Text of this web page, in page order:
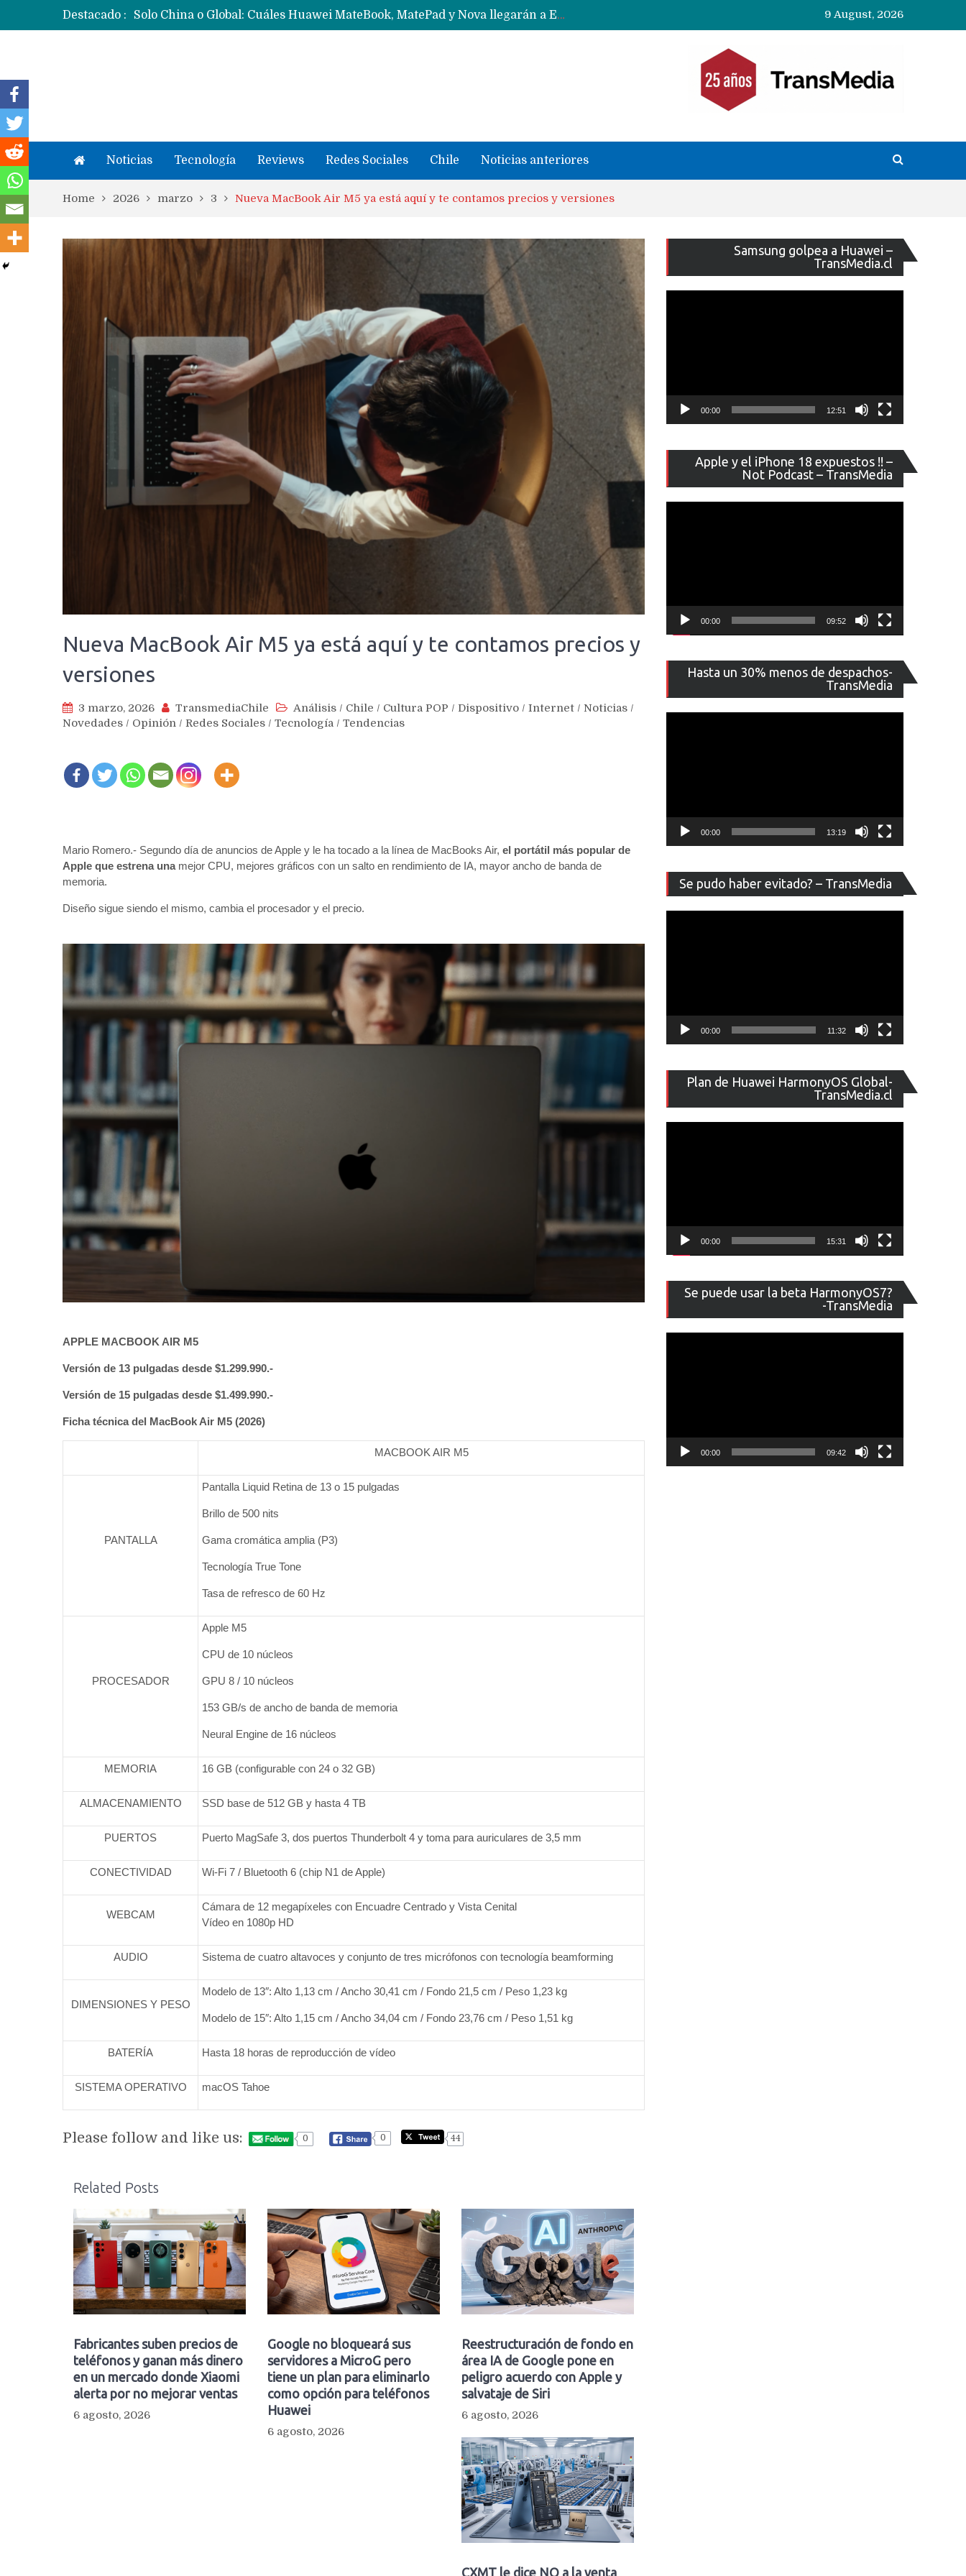
Destacado :
Data Centers de Huawei en Chile, México, Brasil,Perú y Argentina podrían verse afectados por arremetida de EE.UU
Fabricantes suben precios de teléfonos y ganan más dinero en un mercado donde Xiaomi alerta por no mejorar ventas
9 August, 2026
Noticias Tecnología Reviews Redes Sociales Chile Noticias anteriores
Home 2026 marzo 3 Nueva MacBook Air M5 ya está aquí y te contamos precios y versiones
Nueva MacBook Air M5 ya está aquí y te contamos precios y
versiones
3 marzo, 2026 TransmediaChile Análisis / Chile / Cultura POP / Dispositivo / Internet / Noticias /
Novedades / Opinión / Redes Sociales / Tecnología / Tendencias
Mario Romero.- Segundo día de anuncios de Apple y le ha tocado a la línea de MacBooks Air, el portátil más popular de
Apple que estrena unamejor CPU, mejores gráficos con un salto en rendimiento de IA, mayor ancho de banda de
memoria.
Diseño sigue siendo el mismo, cambia el procesador y el precio.
APPLE MACBOOK AIR M5
Versión de 13 pulgadas desde $1.299.990.-
Versión de 15 pulgadas desde $1.499.990.-
Ficha técnica del MacBook Air M5 (2026)
MACBOOK AIR M5
PANTALLA
Pantalla Liquid Retina de 13 o 15 pulgadas
Brillo de 500 nits
Gama cromática amplia (P3)
Tecnología True Tone
Tasa de refresco de 60 Hz
PROCESADOR
Apple M5
CPU de 10 núcleos
GPU 8 / 10 núcleos
153 GB/s de ancho de banda de memoria
Neural Engine de 16 núcleos
MEMORIA 16 GB (configurable con 24 o 32 GB)
ALMACENAMIENTO SSD base de 512 GB y hasta 4 TB
PUERTOS Puerto MagSafe 3, dos puertos Thunderbolt 4 y toma para auriculares de 3,5 mm
CONECTIVIDAD Wi-Fi 7 / Bluetooth 6 (chip N1 de Apple)
WEBCAM
Cámara de 12 megapíxeles con Encuadre Centrado y Vista Cenital
Vídeo en 1080p HD
AUDIO Sistema de cuatro altavoces y conjunto de tres micrófonos con tecnología beamforming
DIMENSIONES Y PESO
Modelo de 13″: Alto 1,13 cm / Ancho 30,41 cm / Fondo 21,5 cm / Peso 1,23 kg
Modelo de 15″: Alto 1,15 cm / Ancho 34,04 cm / Fondo 23,76 cm / Peso 1,51 kg
BATERÍA Hasta 18 horas de reproducción de vídeo
SISTEMA OPERATIVO macOS Tahoe
Please follow and like us: 0 0 44
Related Posts
Fabricantes suben precios de
teléfonos y ganan más dinero
en un mercado donde Xiaomi
alerta por no mejorar ventas
6 agosto, 2026
Google no bloqueará sus
servidores a MicroG pero
tiene un plan para eliminarlo
como opción para teléfonos
Huawei
6 agosto, 2026
Reestructuración de fondo en
área IA de Google pone en
peligro acuerdo con Apple y
salvataje de Siri
6 agosto, 2026
CXMT le dice NO a la venta
Samsung golpea a Huawei –
TransMedia.cl
de
vídeo
00:00 12:51
Apple y el iPhone 18 expuestos !! –
Not Podcast – TransMedia
de
vídeo
00:00 09:52
Hasta un 30% menos de despachos-
TransMedia
de
vídeo
00:00 13:19
Se pudo haber evitado? – TransMedia
de
vídeo
00:00 11:32
Plan de Huawei HarmonyOS Global-
TransMedia.cl
de
vídeo
00:00 15:31
Se puede usar la beta HarmonyOS7?
-TransMedia
de
vídeo
00:00 09:42